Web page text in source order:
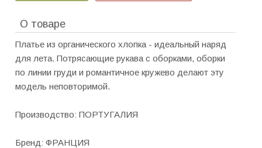
О товаре
Платье из органического хлопка - идеальный наряд
для лета. Потрясающие рукава с оборками, оборки
по линии груди и романтичное кружево делают эту
модель неповторимой.
Производство: ПОРТУГАЛИЯ
Бренд: ФРАНЦИЯ